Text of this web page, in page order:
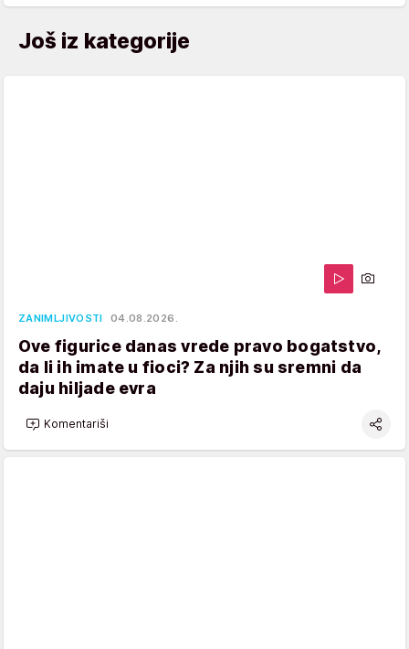
Još iz kategorije
ZANIMLJIVOSTI 04.08.2026.
Ove figurice danas vrede pravo bogatstvo,
da li ih imate u fioci? Za njih su sremni da
daju hiljade evra
Komentariši